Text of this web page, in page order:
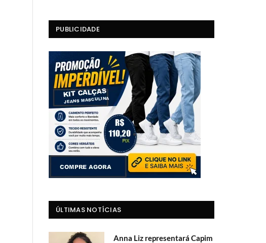
PUBLICIDADE
ÚLTIMAS NOTÍCIAS
Anna Liz representará Capim